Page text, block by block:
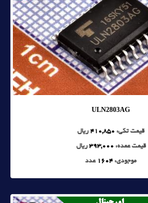
ULN2803AG
قیمت تکی: 410,850 ریال
قیمت عمده: 393,000 ریال
موجودی: 1604 عدد